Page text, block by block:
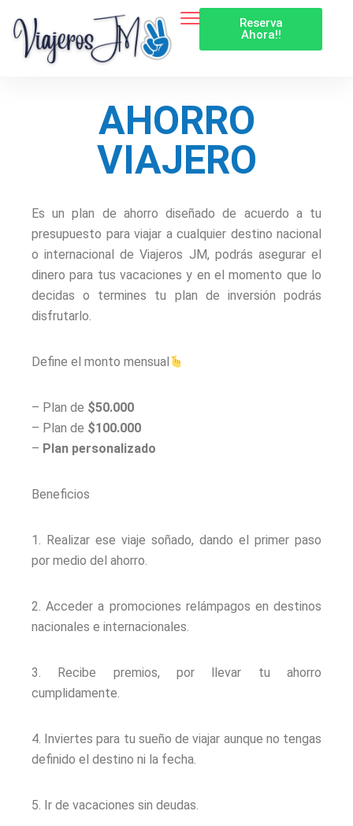
Reserva
Ahora!!
AHORRO
VIAJERO
Es un plan de ahorro diseñado de acuerdo a tu
presupuesto para viajar a cualquier destino nacional
o internacional de Viajeros JM, podrás asegurar el
dinero para tus vacaciones y en el momento que lo
decidas o termines tu plan de inversión podrás
disfrutarlo.
Define el monto mensual
– Plan de $50.000
– Plan de $100.000
– Plan personalizado
Beneficios
1. Realizar ese viaje soñado, dando el primer paso
por medio del ahorro.
2. Acceder a promociones relámpagos en destinos
nacionales e internacionales.
3. Recibe premios, por llevar tu ahorro
cumplidamente.
4. Inviertes para tu sueño de viajar aunque no tengas
definido el destino ni la fecha.
5. Ir de vacaciones sin deudas.